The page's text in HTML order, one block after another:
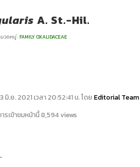
A. St.-Hil.
วดหมู่ :FAMILY OXALIDACEAE
.ย. 2021 เวลา 20:52:41 น. โดย Editorial Team
รเข้าชมหน้านี้ 8,594 views